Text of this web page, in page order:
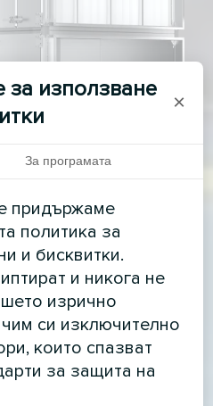
за използване
×
За програмата
придържаме
политика за
и бисквитки.
и никога не
изрично
си изключително
които спазват
за защита на